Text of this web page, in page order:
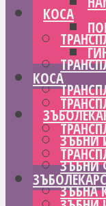
КОСА
ЗЪБНИ
ЗЪБНИ
ЗЪБНА
КОСА